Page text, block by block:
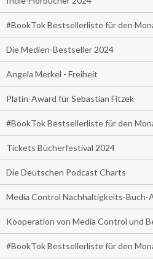
#BookTok Bestsellerliste für den
Die Medien-Bestseller 2024
Angela Merkel - Freiheit
Platin-Award für Sebastian Fitzek
#BookTok Bestsellerliste für den
Tickets Bücherfestival 2024
Die Deutschen Podcast Charts
Media Control Nachhaltigkeits-Buch-
Kooperation von Media Control und
#BookTok Bestsellerliste für den